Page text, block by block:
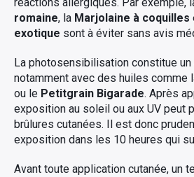
romaine, la Marjolaine à coquilles
exotique sont à éviter sans avis
La photosensibilisation constitue
notamment avec des huiles comme
ou le Petitgrain Bigarade. Après
exposition au soleil ou aux UV peut
brûlures cutanées. Il est donc
exposition dans les 10 heures qui
Avant toute application cutanée, un